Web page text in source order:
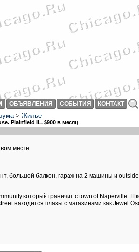
ОБЪЯВЛЕНИЯ СОБЫТИЯ КОНТАКТ
> Жилье
Plainfield IL. $900 в месяц
месте
большой балкон, гараж на 2 машины и outside
который граничит с town of Naperville.
находится плазы с магазинами как Jewel